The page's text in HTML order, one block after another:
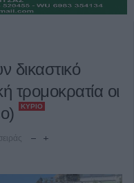
δικαστικό
τρομοκρατία οι
ΚΎΡΙΟ